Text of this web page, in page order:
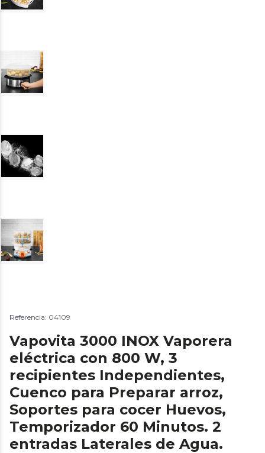
Referencia: 04109
Vapovita 3000 INOX Vaporera
eléctrica con 800 W, 3
recipientes Independientes,
Cuenco para Preparar arroz,
Soportes para cocer Huevos,
Temporizador 60 Minutos. 2
entradas Laterales de Agua.